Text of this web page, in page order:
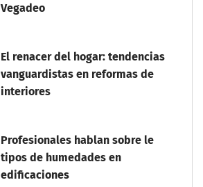
Vegadeo
El renacer del hogar: tendencias
vanguardistas en reformas de
interiores
Profesionales hablan sobre le
tipos de humedades en
edificaciones